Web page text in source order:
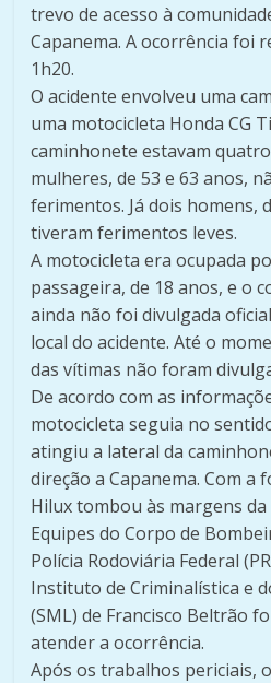
trevo de acesso à
Capanema. A ocorrência foi
1h20.
O acidente envolveu uma
uma motocicleta Honda CG
caminhonete estavam
mulheres, de 53 e 63 anos,
ferimentos. Já dois homens,
tiveram ferimentos leves.
A motocicleta era ocupada
passageira, de 18 anos, e o
ainda não foi divulgada
local do acidente. Até o
das vítimas não foram
De acordo com as
motocicleta seguia no
atingiu a lateral da
direção a Capanema. Com a
Hilux tombou às margens da
Equipes do Corpo de
Polícia Rodoviária Federal
Instituto de Criminalística e
(SML) de Francisco Beltrão
atender a ocorrência.
Após os trabalhos periciais,